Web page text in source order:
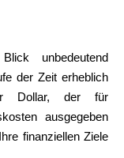
unbedeutend
der Zeit erheblich
Dollar, der für
ausgegeben
finanziellen Ziele